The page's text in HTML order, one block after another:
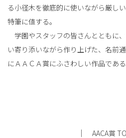
る小径木を徹底的に使いながら厳し
特筆に値する。
学園やスタッフの皆さんとともに
い寄り添いながら作り上げた、名前
にＡＡＣＡ賞にふさわしい作品である
｜ AACA賞